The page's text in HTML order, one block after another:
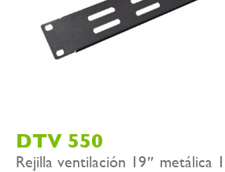
DTV 550
Rejilla ventilación 19″ metálica